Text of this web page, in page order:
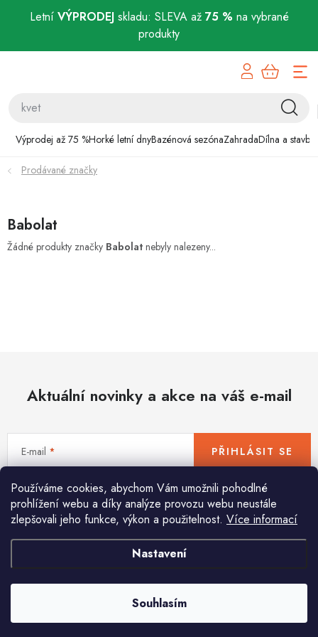
Letní VÝPRODEJskladu: SLEVA až 75 % na vybrané
produkty
Používáme cookies, abychom Vám umožnili pohodlné
prohlížení webu a díky analýze provozu webu neustále
zlepšovali jeho funkce, výkon a použitelnost. Více informací
Nastavení
Souhlasím
Výprodej až 75 %Horké letní dnyBazénová sezónaZahradaDílna a stavba
Bazénová sezóna
Zahrada
Domácnost
Novinky
World Cleanup Day
Akční ceny
Půjčovna Kontaktuje nás
Obchodní podmínky
Vrácení a reklamace
Podmínky ochrany osobních údajů
Obchodní podmínky pro podnikatele
Způsob doručení a platby
Zásady používání cookies
Prodávané značky
Babolat
Žádné produkty značky Babolat nebyly nalezeny...
Aktuální novinky a akce na váš e-mail
E-mail
Vložením e-mailu souhlasíte spodmínkami ochrany osobních údajů
PŘIHLÁSIT SE
Pomůžeme vám s výběrem
Potřebujete s něčím poradit? Jsme tu pro vás!
info@huka.cz